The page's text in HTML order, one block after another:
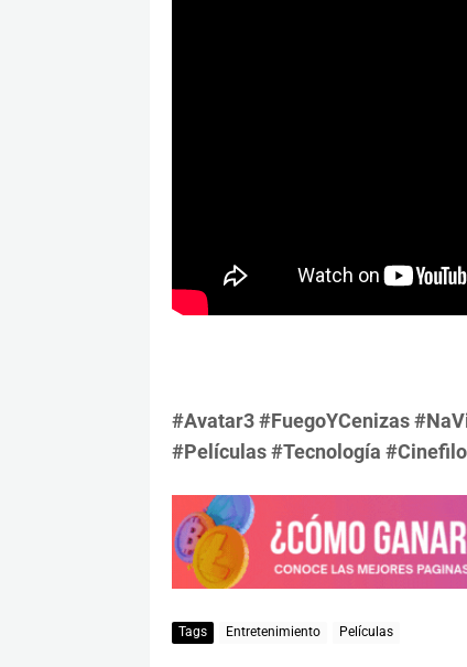
#Avatar3 #FuegoYCenizas
#Películas #Tecnología
Tags Entretenimiento Películas